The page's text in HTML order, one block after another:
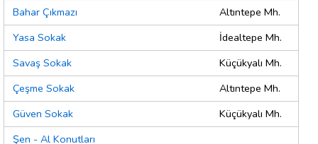
Bahar Çıkmazı
Altıntepe Mh.
Yasa Sokak
İdealtepe Mh.
Savaş Sokak
Küçükyalı Mh.
Çeşme Sokak
Altıntepe Mh.
Güven Sokak
Küçükyalı Mh.
Şen - Al Konutları